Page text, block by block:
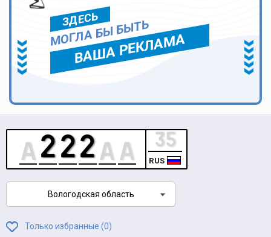
ЗДЕСЬ
МОГЛА БЫ БЫТЬ
ВАША РЕКЛАМА
RUS
Вологодская область
Только избранные (0)